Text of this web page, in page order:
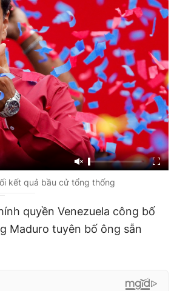
kết quả bầu cử tổng thống
quyền Venezuela công bố
Maduro tuyên bố ông sẵn